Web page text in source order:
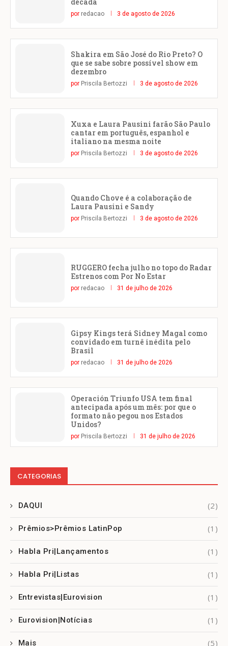
por redacao 3 de agosto de 2026
Shakira em São José do Rio Preto? O
que se sabe sobre possível show em
dezembro
por Priscila Bertozzi 3 de agosto de 2026
Xuxa e Laura Pausini farão São Paulo
cantar em português, espanhol e
italiano na mesma noite
por Priscila Bertozzi 3 de agosto de 2026
Quando Chove é a colaboração de
Laura Pausini e Sandy
por Priscila Bertozzi 3 de agosto de 2026
RUGGERO fecha julho no topo do Radar
Estrenos com Por No Estar
por redacao 31 de julho de 2026
Gipsy Kings terá Sidney Magal como
convidado em turnê inédita pelo
Brasil
por redacao 31 de julho de 2026
Operación Triunfo USA tem final
antecipada após um mês: por que o
formato não pegou nos Estados
Unidos?
por Priscila Bertozzi 31 de julho de 2026
CATEGORIAS
DAQUI (2)
Prêmios>Prêmios LatinPop (1)
Habla Pri|Lançamentos (1)
Habla Pri|Listas (1)
Entrevistas|Eurovision (1)
Eurovision|Notícias (1)
Mais (5)